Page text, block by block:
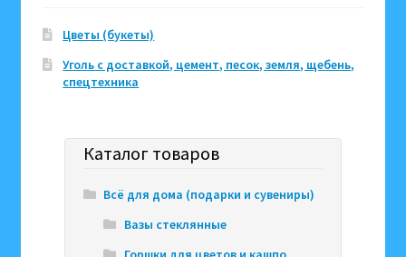
Цветы (букеты)
Уголь с доставкой, цемент, песок, земля, щебень,
спецтехника
Каталог товаров
Всё для дома (подарки и сувениры)
Вазы стеклянные